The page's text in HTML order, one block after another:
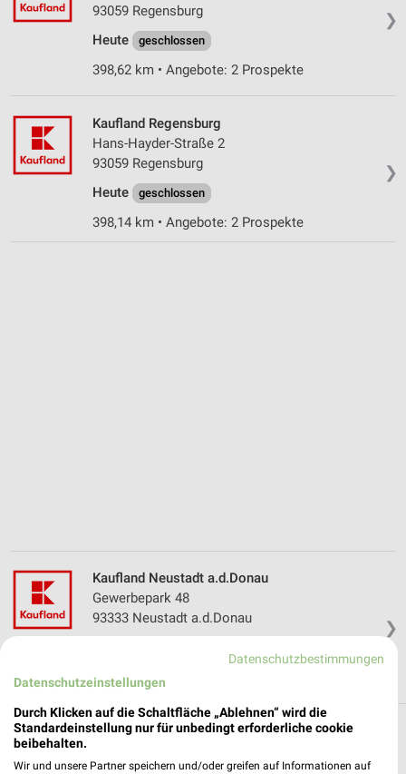
❯
93059 Regensburg
Heute
geschlossen
398,62 km • Angebote: 2 Prospekte
❯
Kaufland Regensburg
Hans-Hayder-Straße 2
93059 Regensburg
Heute
geschlossen
398,14 km • Angebote: 2 Prospekte
❯
Kaufland Neustadt a.d.Donau
Gewerbepark 48
93333 Neustadt a.d.Donau
429,73 km • Angebote: 2 Prospekte
Reisen & Tourismus Angebote und Prospekte
für Pentling
Datenschutzbestimmungen
Datenschutzeinstellungen
Durch Klicken auf die Schaltfläche „Ablehnen“ wird die
Standardeinstellung nur für unbedingt erforderliche cookie
beibehalten.
Wir und unsere Partner speichern und/oder greifen auf Informationen auf